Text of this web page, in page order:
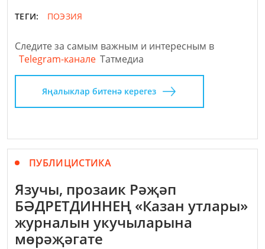
ТЕГИ: ПОЭЗИЯ
Следите за самым важным и интересным в
Telegram-канале Татмедиа
Яңалыклар битенә керегез
ПУБЛИЦИСТИКА
Язучы, прозаик Рәҗәп
БӘДРЕТДИННЕҢ «Казан утлары»
журналын укучыларына
мөрәҗәгате